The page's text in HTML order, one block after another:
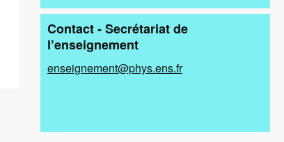
Contact - Secrétariat de
l’enseignement
enseignement@phys.ens.fr